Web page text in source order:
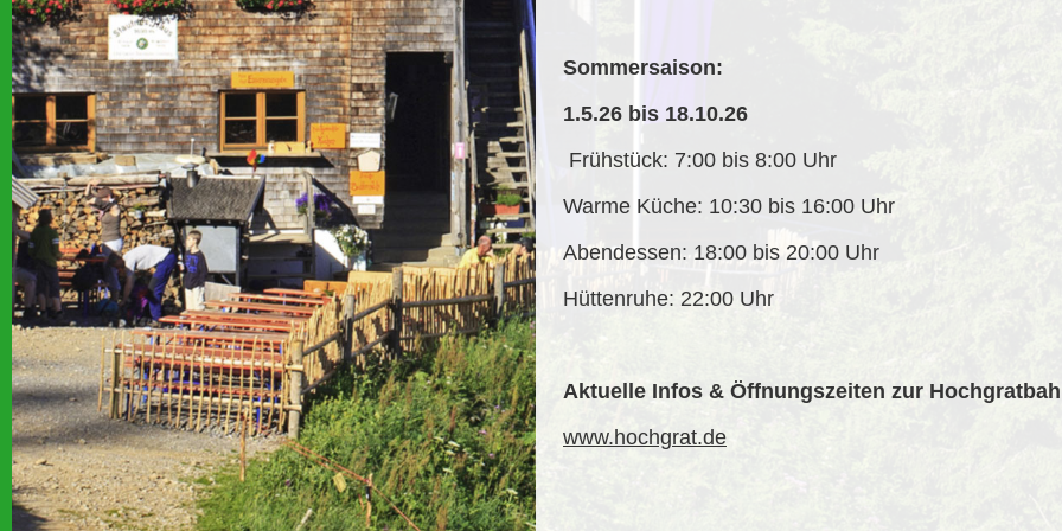
Sommersaison:
1.5.26 bis 18.10.26
Frühstück: 7:00 bis 8:00 Uhr
Warme Küche: 10:30 bis 16:00 Uhr
Abendessen: 18:00 bis 20:00 Uhr
Hüttenruhe: 22:00 Uhr
Aktuelle Infos & Öffnungszeiten zur
www.hochgrat.de